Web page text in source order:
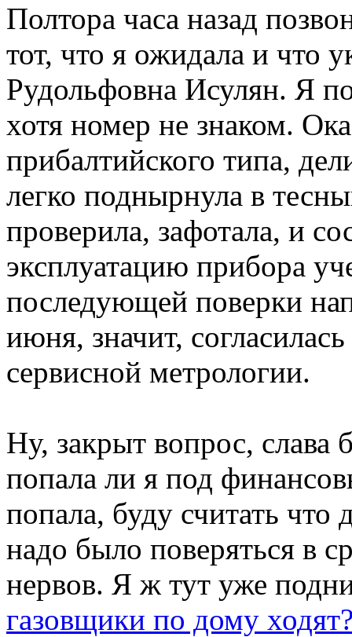
Полтора часа назад
тот, что я ожидала и что
Рудольфовна Исулян. Я
хотя номер не знаком.
прибалтийского типа,
легко поднырнула в
проверила, зафотала, и
эксплуатацию прибора
последующей поверки
июня, значит,
сервисной метрологии.
Ну, закрыт вопрос, слава
попала ли я под
попала, буду считать
надо было поверяться в
нервов. Я ж тут уже
газовщики по дому